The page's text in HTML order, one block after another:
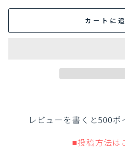
カートに
レビューを書くと500ポ
■投稿方法は